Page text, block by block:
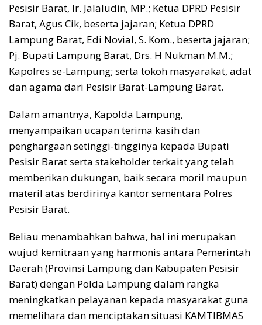
Pesisir Barat, Ir. Jalaludin, MP.; Ketua DPRD Pesisir
Barat, Agus Cik, beserta jajaran; Ketua DPRD
Lampung Barat, Edi Novial, S. Kom., beserta jajaran;
Pj. Bupati Lampung Barat, Drs. H Nukman M.M.;
Kapolres se-Lampung; serta tokoh masyarakat, adat
dan agama dari Pesisir Barat-Lampung Barat.
Dalam amantnya, Kapolda Lampung,
menyampaikan ucapan terima kasih dan
penghargaan setinggi-tingginya kepada Bupati
Pesisir Barat serta stakeholder terkait yang telah
memberikan dukungan, baik secara moril maupun
materil atas berdirinya kantor sementara Polres
Pesisir Barat.
Beliau menambahkan bahwa, hal ini merupakan
wujud kemitraan yang harmonis antara Pemerintah
Daerah (Provinsi Lampung dan Kabupaten Pesisir
Barat) dengan Polda Lampung dalam rangka
meningkatkan pelayanan kepada masyarakat guna
memelihara dan menciptakan situasi KAMTIBMAS